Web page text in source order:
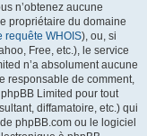
n’obtenez aucune
propriétaire du domaine
requête WHOIS), ou, si
Free, etc.), le service
n’a absolument aucune
responsable de comment,
Limited pour tout
diffamatoire, etc.) qui
phpBB.com ou le logiciel